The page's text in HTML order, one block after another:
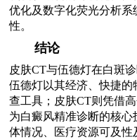
优化及数字化荧光分析
性。
结论
皮肤CT与伍德灯在白斑
伍德灯以其经济、快捷
查工具；皮肤CT则凭借
为白癜风精准诊断的核
体情况、医疗资源可及性